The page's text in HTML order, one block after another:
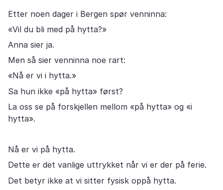
Etter noen dager i Bergen spør venninna:
«Vil du bli med på hytta?»
Anna sier ja.
Men så sier venninna noe rart:
«Nå er vi i hytta.»
Sa hun ikke «på hytta» først?
La oss se på forskjellen mellom «på hytta» og «i
hytta».
Nå er vi på hytta.
Dette er det vanlige uttrykket når vi er der på ferie.
Det betyr ikke at vi sitter fysisk oppå hytta.